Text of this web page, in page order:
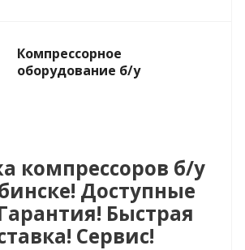
Компрессорное
оборудование б/у
компрессоров б/у
Доступные
Быстрая
Сервис!